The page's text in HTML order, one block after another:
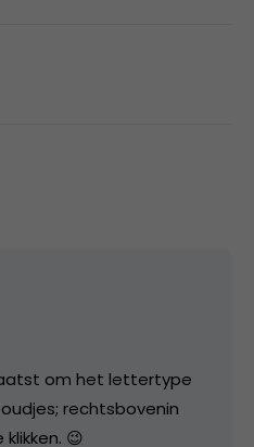
om het lettertype
rechtsbovenin
😉